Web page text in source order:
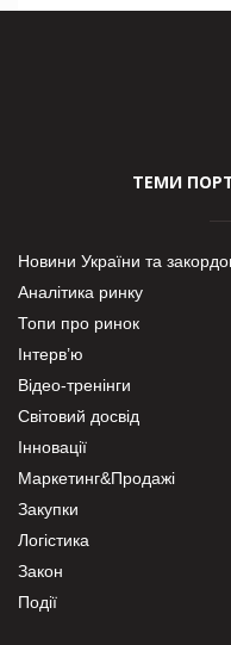
ТЕМИ
Новини України та
Аналітика ринку
Топи про ринок
Інтерв’ю
Відео-тренінги
Світовий досвід
Інновації
Маркетинг&Продажі
Закупки
Логістика
Закон
Події